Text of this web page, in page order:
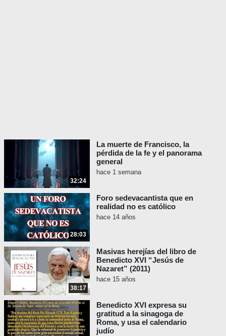
32:24
La muerte de Francisco, la
pérdida de la fe y el panorama
general
hace 1 semana
28:03
Foro sedevacantista que en
realidad no es católico
hace 14 años
38:17
Masivas herejías del libro de
Benedicto XVI “Jesús de
Nazaret” (2011)
hace 15 años
Benedicto XVI expresa su
gratitud a la sinagoga de
Roma, y usa el calendario
judío